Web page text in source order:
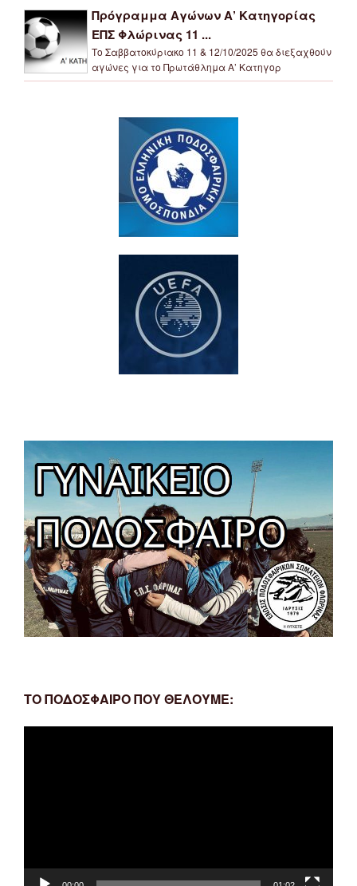
Πρόγραμμα Αγώνων Α’ Κατηγορίας
ΕΠΣ Φλώρινας 11 ...
Το Σαββατοκύριακο 11 & 12/10/2025 θα διεξαχθούν
αγώνες για το Πρωτάθλημα Α’ Κατηγορ
ΤΟ ΠΟΔΟΣΦΑΙΡΟ ΠΟΥ ΘΕΛΟΥΜΕ: